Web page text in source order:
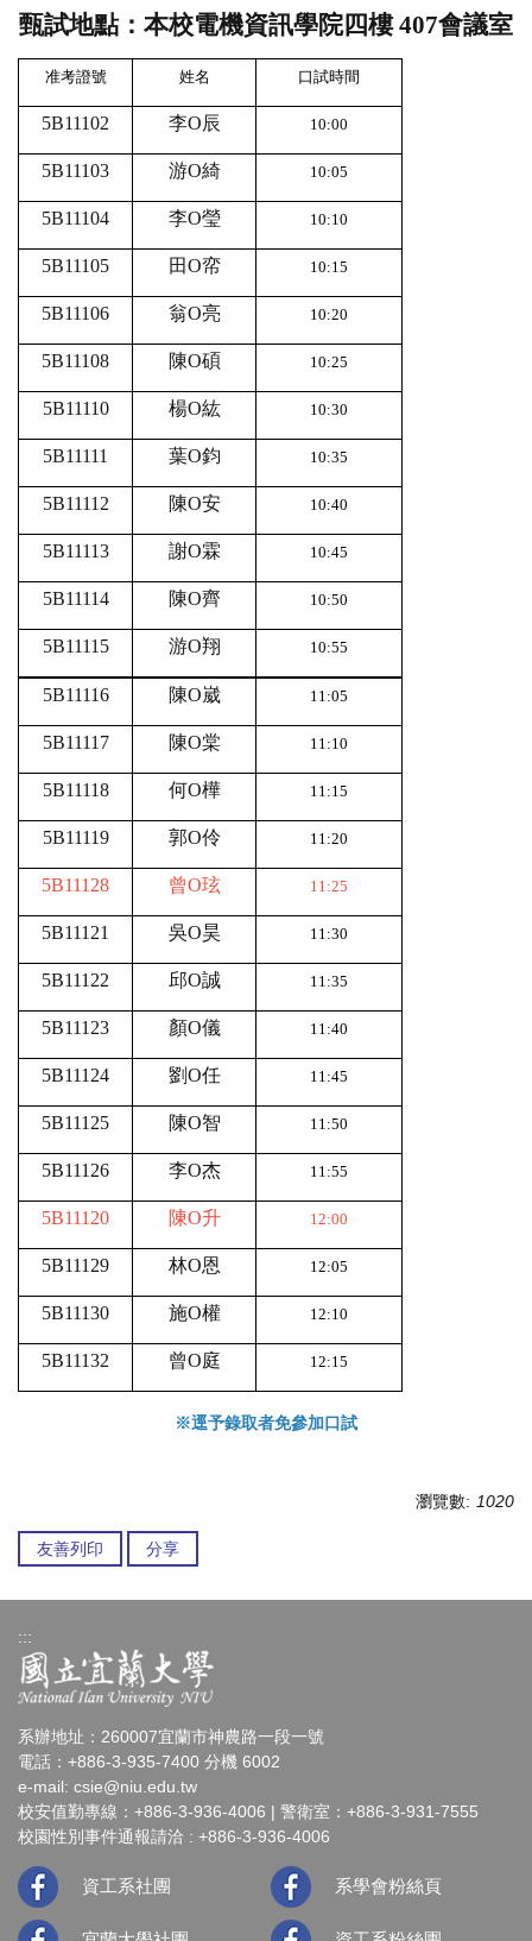
甄試地點：本校電機資訊學院四樓407會議室
准考證號 姓名 口試時間
5B11102 李O辰 10:00
5B11103 游O綺 10:05
5B11104 李O瑩 10:10
5B11105 田O帟 10:15
5B11106 翁O亮 10:20
5B11108 陳O碩 10:25
5B11110 楊O紘 10:30
5B11111 葉O鈞 10:35
5B11112 陳O安 10:40
5B11113 謝O霖 10:45
5B11114 陳O齊 10:50
5B11115 游O翔 10:55
5B11116 陳O崴 11:05
5B11117 陳O棠 11:10
5B11118 何O樺 11:15
5B11119 郭O伶 11:20
5B11128 曾O玹 11:25
5B11121 吳O昊 11:30
5B11122 邱O誠 11:35
5B11123 顏O儀 11:40
5B11124 劉O任 11:45
5B11125 陳O智 11:50
5B11126 李O杰 11:55
5B11120 陳O升 12:00
5B11129 林O恩 12:05
5B11130 施O權 12:10
5B11132 曾O庭 12:15
※逕予錄取者免參加口試
瀏覽數: 1020
友善列印 分享
:::
系辦地址：260007宜蘭市神農路一段一號
電話：+886-3-935-7400 分機 6002
e-mail: csie@niu.edu.tw
校安值勤專線：+886-3-936-4006 | 警衛室：+886-3-931-7555
校園性別事件通報請洽 : +886-3-936-4006
資工系社團 系學會粉絲頁